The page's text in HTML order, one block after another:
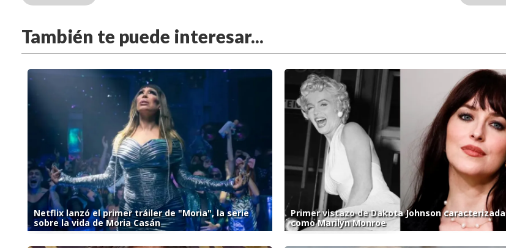
También te puede interesar...
Netflix lanzó el primer tráiler de "Moria", la serie
sobre la vida de Moria Casán
Primer vistazo de Dakota Johnson caracterizada
como Marilyn Monroe